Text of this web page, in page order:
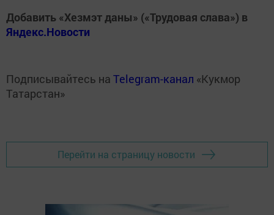
Добавить «Хезмэт даны» («Трудовая слава») в
Яндекс.Новости
Подписывайтесь на Telegram-канал «Кукмор
Татарстан»
Перейти на страницу новости